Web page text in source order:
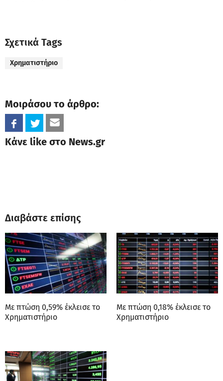
Σχετικά Tags
Χρηματιστήριο
Μοιράσου το άρθρο:
Κάνε like στο News.gr
Διαβάστε επίσης
Με πτώση 0,59% έκλεισε το
Χρηματιστήριο
Με πτώση 0,18% έκλεισε το
Χρηματιστήριο